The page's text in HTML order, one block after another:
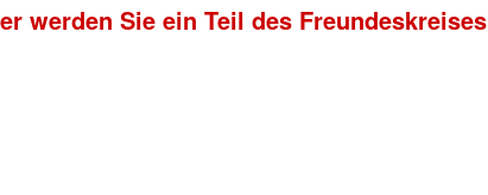
werden Sie ein Teil des Freundeskreises